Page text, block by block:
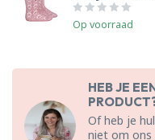
Op voorraad
HEB JE
Of heb je
niet om